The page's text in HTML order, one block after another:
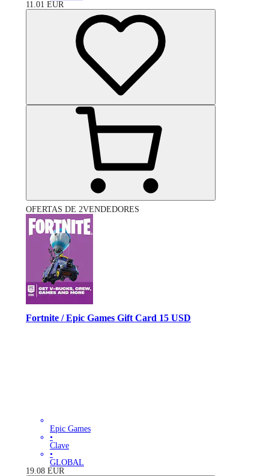
11.01 EUR
OFERTAS DE 2VENDEDORES
Fortnite / Epic Games Gift Card 15 USD
Epic Games
•
Clave
•
GLOBAL
19.08 EUR